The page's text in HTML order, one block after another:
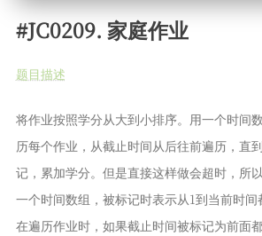
#JC0209. 家庭作业
题目描述
将作业按照学分从大到小排序。用一个时间
历每个作业，从截止时间从后往前遍历，直
记，累加学分。但是直接这样做会超时，所
一个时间数组，被标记时表示从1到当前时间
在遍历作业时，如果截止时间被标记为前面